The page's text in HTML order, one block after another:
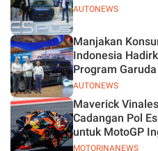
AUTONEWS
AUTONEWS
Manjakan
Indonesia
Program
Hybrid EV
MOTORINANEWS
Maverick
Cadangan Pol
untuk MotoGP